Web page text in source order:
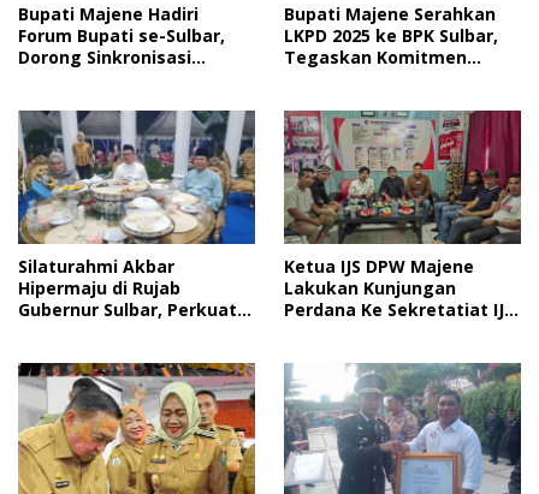
Bupati Majene Hadiri
Forum Bupati se-Sulbar,
Dorong Sinkronisasi
Bupati Majene Serahkan
LKPD 2025 ke BPK Sulbar,
Tegaskan Komitmen
Silaturahmi Akbar
Hipermaju di Rujab
Gubernur Sulbar, Perkuat
Ketua IJS DPW Majene
Lakukan Kunjungan
Perdana Ke Sekretatiat IJS